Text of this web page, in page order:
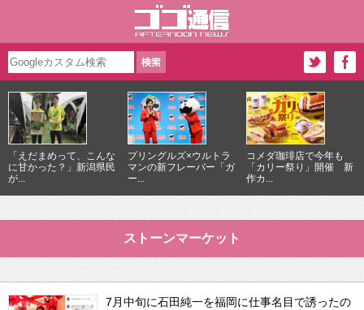
「えだまめって、こんな
に甘かった？」新潟県民
が...
プリングルズ×ウルトラ
マンの新フレーバー「ガ
ー...
コメダ珈琲店で今年も
「カリー祭り」開催 新
作カ...
ストーンマーケット
7月中旬に石田純一を福岡に仕事名目で誘ったの